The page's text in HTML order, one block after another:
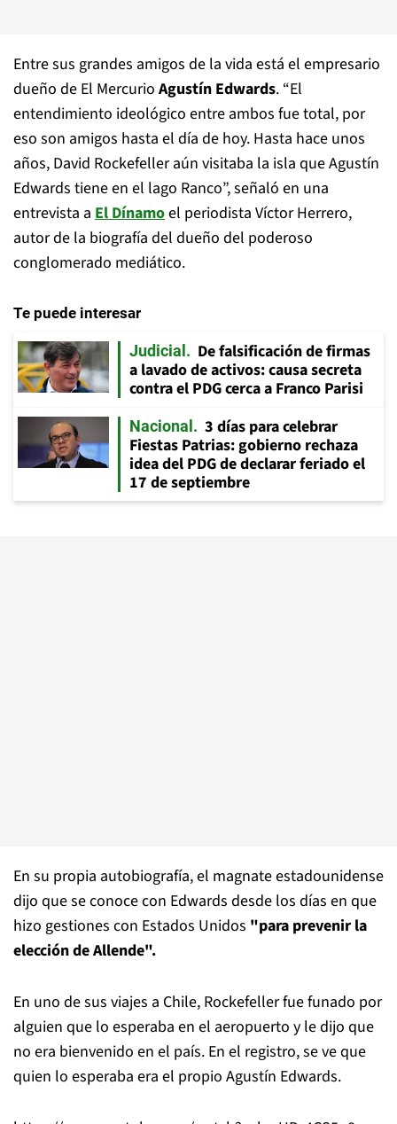
Entre sus grandes amigos de la vida está el empresario
dueño de El Mercurio Agustín Edwards. “El
entendimiento ideológico entre ambos fue total, por
eso son amigos hasta el día de hoy. Hasta hace unos
años, David Rockefeller aún visitaba la isla que Agustín
Edwards tiene en el lago Ranco”, señaló en una
entrevista a El Dínamoel periodista Víctor Herrero,
autor de la biografía del dueño del poderoso
conglomerado mediático.
Te puede interesar
Judicial
De falsificación de firmas
a lavado de activos: causa secreta
contra el PDG cerca a Franco Parisi
Nacional
3 días para celebrar
Fiestas Patrias: gobierno rechaza
idea del PDG de declarar feriado el
17 de septiembre
En su propia autobiografía, el magnate estadounidense
dijo que se conoce con Edwards desde los días en que
hizo gestiones con Estados Unidos "para prevenir la
elección de Allende".
En uno de sus viajes a Chile, Rockefeller fue funado por
alguien que lo esperaba en el aeropuerto y le dijo que
no era bienvenido en el país. En el registro, se ve que
quien lo esperaba era el propio Agustín Edwards.